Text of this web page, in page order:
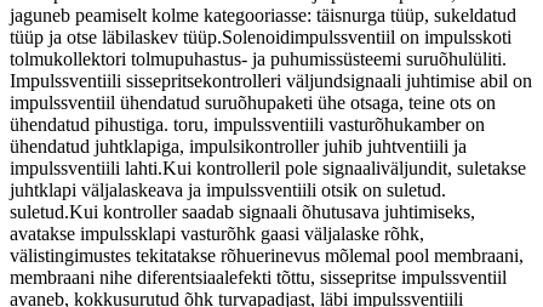
jaguneb peamiselt kolme kategooriasse: täisnurga tüüp, sukeldatud
tüüp ja otse läbilaskev tüüp.Solenoidimpulssventiil on impulsskoti
tolmukollektori tolmupuhastus- ja puhumissüsteemi suruõhulüliti.
Impulssventiili sissepritsekontrolleri väljundsignaali juhtimise abil on
impulssventiil ühendatud suruõhupaketi ühe otsaga, teine ​​ots on
ühendatud pihustiga. toru, impulssventiili vasturõhukamber on
ühendatud juhtklapiga, impulsikontroller juhib juhtventiili ja
impulssventiili lahti.Kui kontrolleril pole signaaliväljundit, suletakse
juhtklapi väljalaskeava ja impulssventiili otsik on suletud.
suletud.Kui kontroller saadab signaali õhutusava juhtimiseks,
avatakse impulssklapi vasturõhk gaasi väljalaske rõhk,
välistingimustes tekitatakse rõhuerinevus mõlemal pool membraani,
membraani nihe diferentsiaalefekti tõttu, sissepritse impulssventiil
avaneb, kokkusurutud õhk turvapadjast, läbi impulssventiili